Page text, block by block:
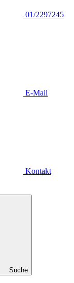
01/2297245
E-Mail
Kontakt
Suche